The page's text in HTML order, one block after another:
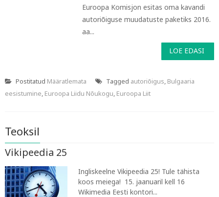
Euroopa Komisjon esitas oma kavandi
autoriõiguse muudatuste paketiks 2016.
aa...
LOE EDASI
Postitatud Määratlemata Tagged autoriõigus, Bulgaaria
eesistumine, Euroopa Liidu Nõukogu, Euroopa Liit
Teoksil
Vikipeedia 25
Ingliskeelne Vikipeedia 25! Tule tähista
koos meiega! 15. jaanuaril kell 16
Wikimedia Eesti kontori...